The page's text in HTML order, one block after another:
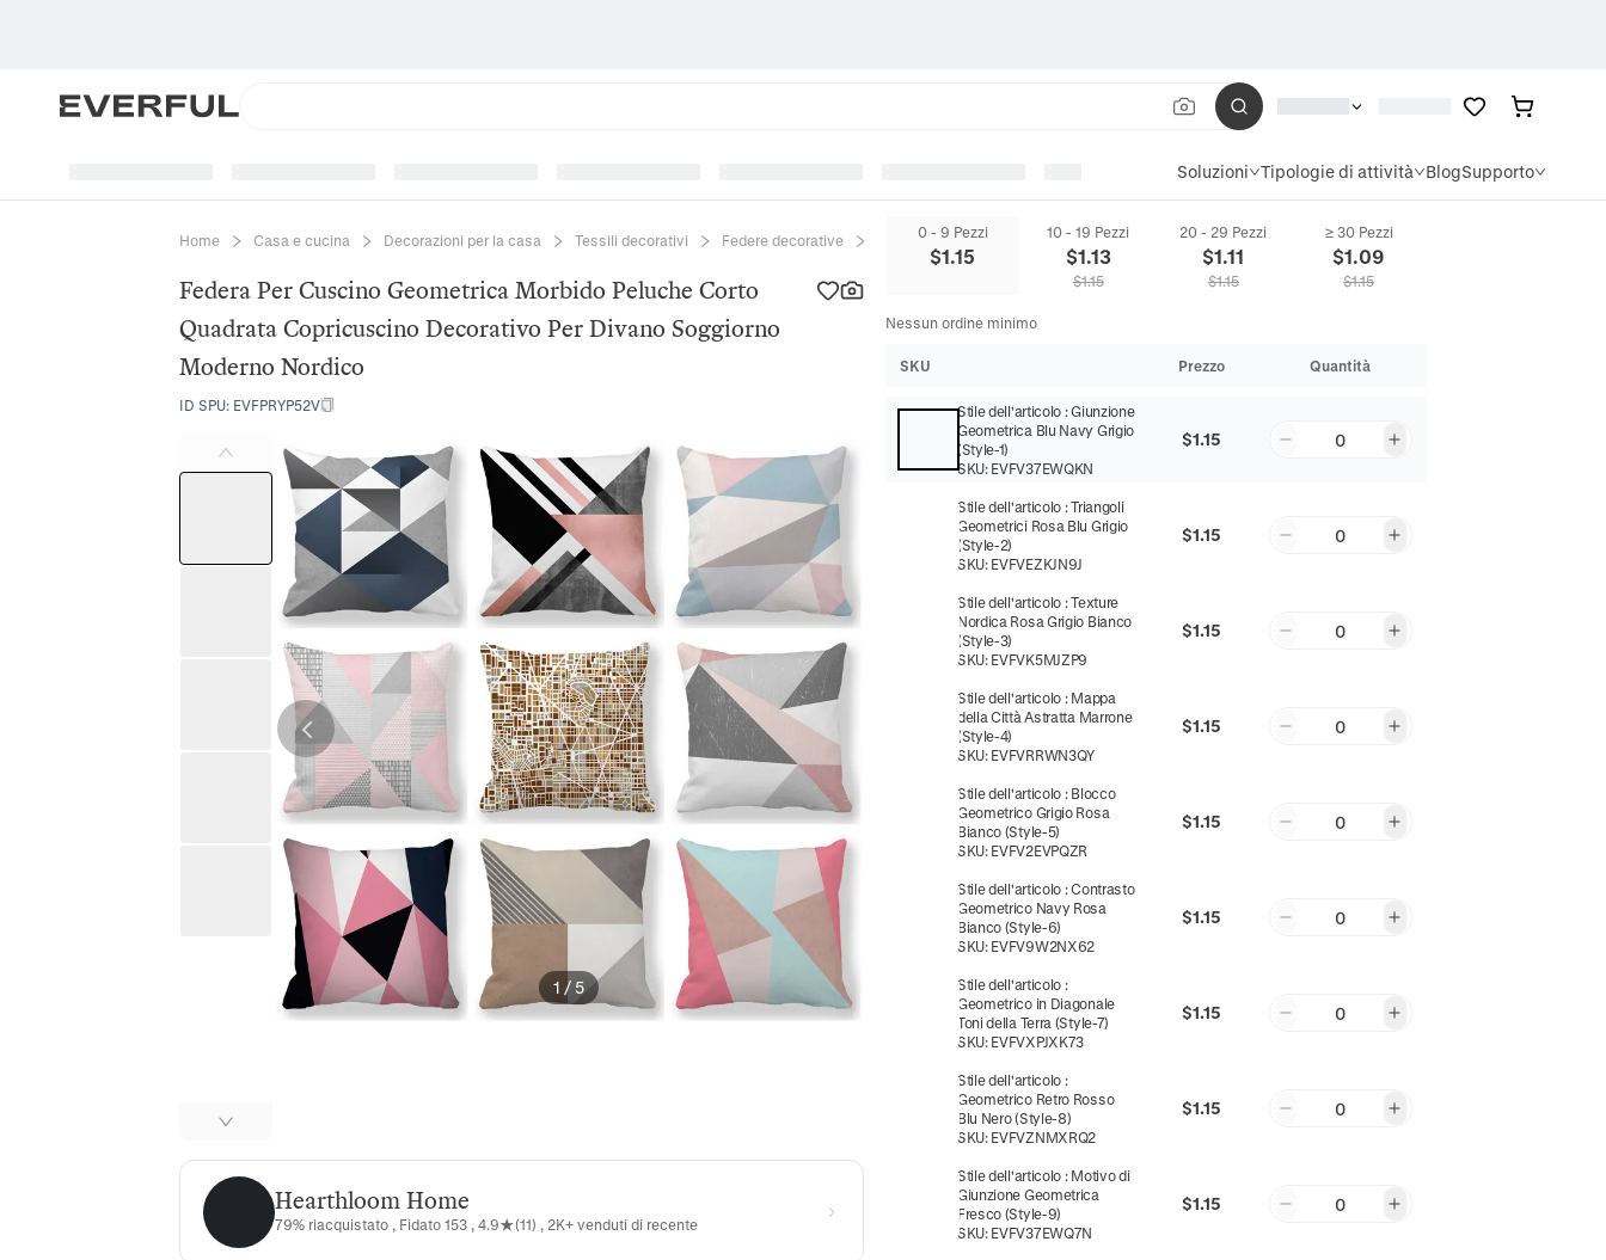
Soluzioni Tipologie di attività BlogSupporto
Home Casa e cucina Decorazioni per la casa Tessili decorativi Federe decorative Federa Per Cuscino Geometrica Morbido Peluche Corto Quadrata Copricuscino Decorativo Per Divano
Federa Per Cuscino Geometrica Morbido Peluche Corto
Quadrata Copricuscino Decorativo Per Divano Soggiorno
Moderno Nordico
ID SPU: EVFPRYP52V
1 / 5
Hearthloom Home
Hearthloom Home
79% riacquistato , Fidato 153 , 4.9★(11) , 2K+ venduti di recente
0 - 9 Pezzi
$1.15
10 - 19 Pezzi
$1.13
$1.15
20 - 29 Pezzi
$1.11
$1.15
≥ 30 Pezzi
$1.09
$1.15
Nessun ordine minimo
SKU Prezzo Quantità
Stile dell'articolo :Giunzione
Geometrica Blu Navy Grigio
(Style-1)
SKU: EVFV37EWQKN
$1.15 0
Stile dell'articolo :Triangoli
Geometrici Rosa Blu Grigio
(Style-2)
SKU: EVFVEZKJN9J
$1.15 0
Stile dell'articolo :Texture
Nordica Rosa Grigio Bianco
(Style-3)
SKU: EVFVK5MJZP9
$1.15 0
Stile dell'articolo : Mappa
della Città Astratta Marrone
(Style-4)
SKU: EVFVRRWN3QY
$1.15 0
Stile dell'articolo : Blocco
Geometrico Grigio Rosa
Bianco (Style-5)
SKU: EVFV2EVPQZR
$1.15 0
Stile dell'articolo :Contrasto
Geometrico Navy Rosa
Bianco (Style-6)
SKU: EVFV9W2NX62
$1.15 0
Stile dell'articolo :
Geometrico in Diagonale
Toni della Terra (Style-7)
SKU: EVFVXPJXK73
$1.15 0
Stile dell'articolo :
Geometrico Retro Rosso
Blu Nero (Style-8)
SKU: EVFVZNMXRQ2
$1.15 0
Stile dell'articolo : Motivo di
Giunzione Geometrica
Fresco (Style-9)
SKU: EVFV37EWQ7N
$1.15 0